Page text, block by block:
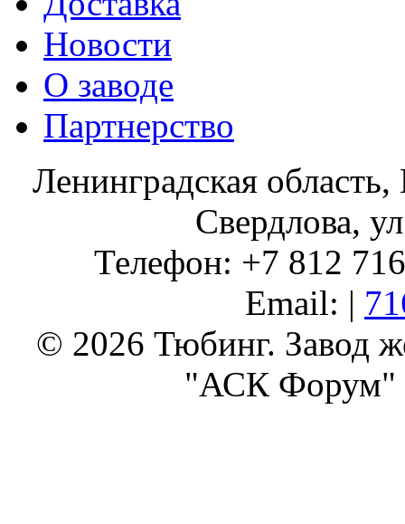
Новости
О заводе
Партнерство
Ленинградская
Свердлова,
Телефон: +7 812
Email: |
© 2026 Тюбинг. Завод
"АСК Форум"